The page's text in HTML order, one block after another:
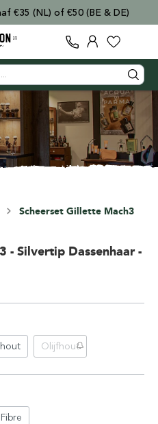
€35 (NL) of €50 (BE & DE)
Scheerset Gillette Mach3
- Silvertip Dassenhaar -
Olijfhout